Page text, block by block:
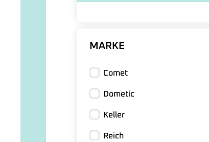
MARKE
Comet
Dometic
Keller
Reich